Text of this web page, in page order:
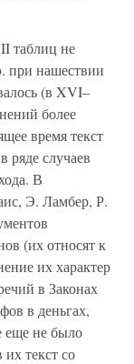
таблиц не
при нашествии
(в XVI–
более
время текст
ряде случаев
В
Э. Ламбер, Р.
(их относят к
их характер
в Законах
в деньгах,
еще не было
текст со